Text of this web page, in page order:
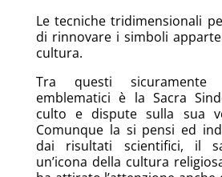
Le tecniche tridimensionali
di rinnovare i simboli
cultura.
Tra questi
emblematici è la Sacra
culto e dispute sulla sua
Comunque la si pensi ed
dai risultati scientifici, il
un’icona della cultura